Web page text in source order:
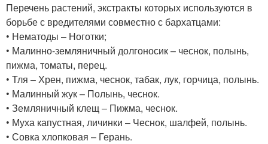
Перечень растений, экстракты которых используются в
борьбе с вредителями совместно с бархатцами:
• Нематоды – Ноготки;
• Малинно-земляничный долгоносик – чеснок, полынь,
пижма, томаты, перец.
• Тля – Хрен, пижма, чеснок, табак, лук, горчица, полынь.
• Малинный жук – Полынь, чеснок.
• Земляничный клещ – Пижма, чеснок.
• Муха капустная, личинки – Чеснок, шалфей, полынь.
• Совка хлопковая – Герань.